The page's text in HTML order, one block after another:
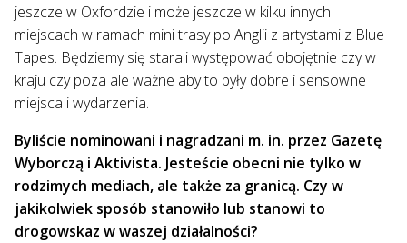
jeszcze w Oxfordzie i może jeszcze w kilku innych
miejscach w ramach mini trasy po Anglii z artystami z Blue
Tapes. Będziemy się starali występować obojętnie czy w
kraju czy poza ale ważne aby to były dobre i sensowne
miejsca i wydarzenia.
Byliście nominowani i nagradzani m. in. przez Gazetę
Wyborczą i Aktivista. Jesteście obecni nie tylko w
rodzimych mediach, ale także za granicą. Czy w
jakikolwiek sposób stanowiło lub stanowi to
drogowskaz w waszej działalności?